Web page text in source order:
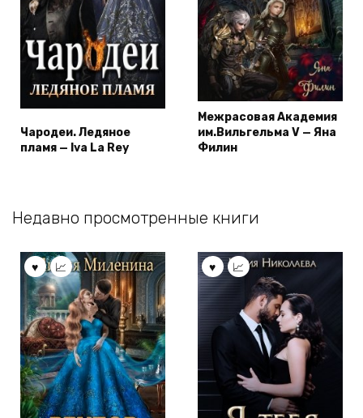
Чародеи. Ледяное
пламя — Iva La Rey
Межрасовая Академия
им.Вильгельма V — Яна
Филин
Недавно просмотренные книги